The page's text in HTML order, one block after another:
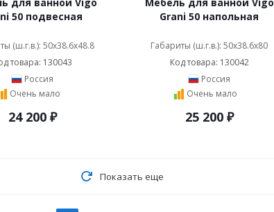
50 подвесная
(ш.г.в.): 50x38.6x48.8
товара: 130043
Россия
Очень мало
24 200₽
Grani 50 напольная
Габариты (ш.г.в.): 50x38.6x80
Код товара: 130042
Россия
Очень мало
25 200₽
Показать еще